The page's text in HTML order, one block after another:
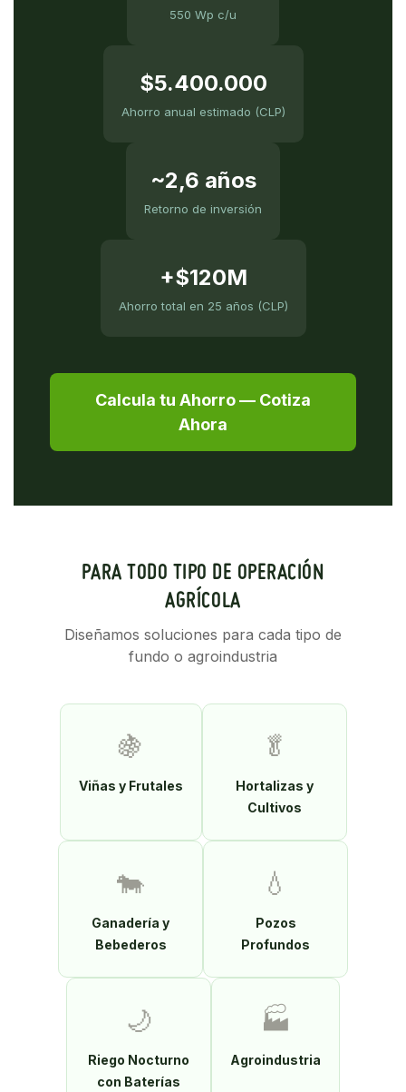
550 Wp c/u
$5.400.000
Ahorro anual estimado (CLP)
~2,6 años
Retorno de inversión
+$120M
Ahorro total en 25 años (CLP)
Calcula tu Ahorro — Cotiza
Ahora
PARA TODO TIPO DE OPERACIÓN
AGRÍCOLA
Diseñamos soluciones para cada tipo de
fundo o agroindustria
🍇
Viñas y Frutales
🥬
Hortalizas y
Cultivos
🐄
Ganadería y
Bebederos
💧
Pozos
Profundos
🌙
Riego Nocturno
con Baterías
🏭
Agroindustria